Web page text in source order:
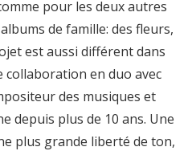
pour les deux autres
de famille: des fleurs,
est aussi différent dans
en duo avec
des musiques et
depuis plus de 10 ans. Une
plus grande liberté de ton,